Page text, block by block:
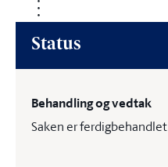
Status
Behandling og vedtak
Saken er ferdigbehandlet